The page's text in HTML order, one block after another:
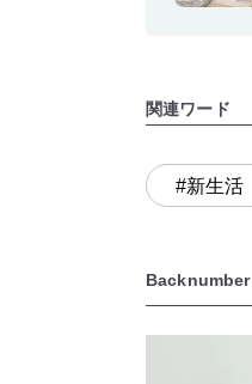
関連ワード
#新生活
Backnumber